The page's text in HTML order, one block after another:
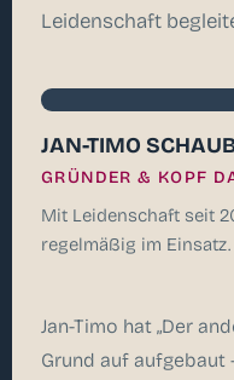
Leidenschaft
JAN-TIMO
GRÜNDER & KOPF
Mit Leidenschaft seit
regelmäßig im Einsatz.
Jan-Timo hat „Der
Grund auf aufgebaut